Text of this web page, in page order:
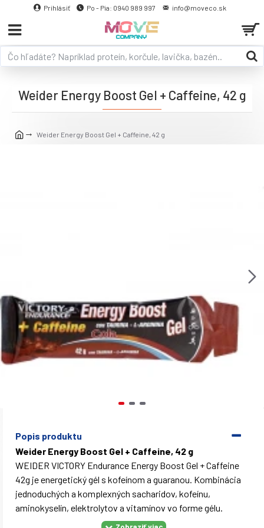
Prihlásiť Po - Pia: 0940 989 997 info@moveco.sk
Weider Energy Boost Gel + Caffeine, 42 g
Weider Energy Boost Gel + Caffeine, 42 g
Popis produktu
Weider Energy Boost Gel + Caffeine, 42 g
WEIDER VICTORY Endurance Energy Boost Gel + Caffeine
42g je energetický gél s kofeínom a guaranou. Kombinácia
jednoduchých a komplexných sacharidov, kofeínu,
aminokyselín, elektrolytov a vitamínov vo forme gélu.